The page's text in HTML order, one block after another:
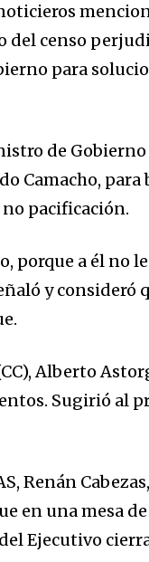
del censo
para
de
Camacho, para
pacificación.
porque a él no
y consideró
Alberto
Sugirió al
Renán
en una mesa
Ejecutivo